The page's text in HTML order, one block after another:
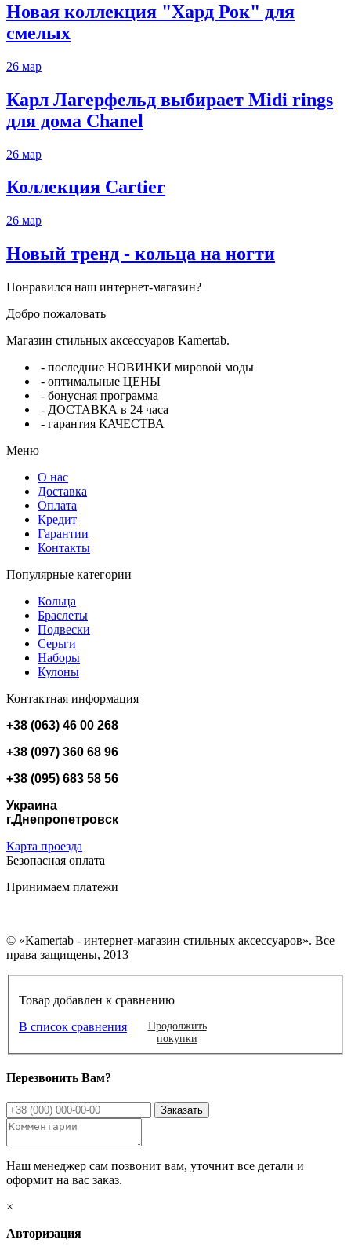
Новая коллекция "Хард Рок" для
смелых
26 мар
Карл Лагерфельд выбирает Midi rings
для дома Chanel
26 мар
Коллекция Cartier
26 мар
Новый тренд - кольца на ногти
Понравился наш интернет-магазин?
Добро пожаловать
Магазин стильных аксессуаров Kamertab.
- последние НОВИНКИ мировой моды
- оптимальные ЦЕНЫ
- бонусная программа
- ДОСТАВКА в 24 часа
- гарантия КАЧЕСТВА
Меню
О нас
Доставка
Оплата
Кредит
Гарантии
Контакты
Популярные категории
Кольца
Браслеты
Подвески
Серьги
Наборы
Кулоны
Контактная информация
+38 (063) 46 00 268
+38 (097) 360 68 96
+38 (095) 683 58 56
Украина
г.Днепропетровск
Карта проезда
Безопасная оплата
Принимаем платежи
© «Kamertab - интернет-магазин стильных аксессуаров». Все
права защищены, 2013
Товар добавлен к сравнению
В список сравнения
Продолжить
покупки
Перезвонить Вам?
Наш менеджер сам позвонит вам, уточнит все детали и
оформит на вас заказ.
×
Авторизация